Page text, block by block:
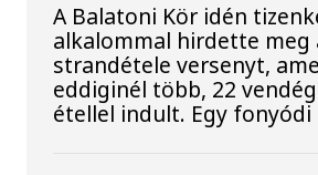
A Balatoni Kör idén
alkalommal hirdette meg
strandétele versenyt,
eddiginél több, 22
étellel indult. Egy fonyódi